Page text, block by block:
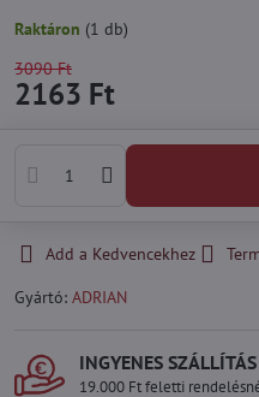
Raktáron (1 db)
3090 Ft
2163 Ft
Add a Kedvencekhez
Gyártó: ADRIAN
INGYENES SZÁLLÍTÁS
19.000 Ft feletti